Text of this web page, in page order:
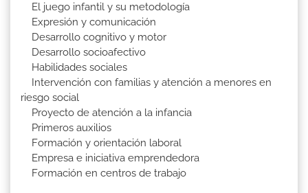
El juego infantil y su metodología
Expresión y comunicación
Desarrollo cognitivo y motor
Desarrollo socioafectivo
Habilidades sociales
Intervención con familias y atención a menores en
riesgo social
Proyecto de atención a la infancia
Primeros auxilios
Formación y orientación laboral
Empresa e iniciativa emprendedora
Formación en centros de trabajo